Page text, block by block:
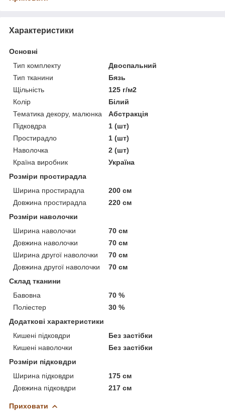
Характеристики
Основні
Тип комплекту
Двоспальний
Тип тканини
Бязь
Щільність
125 г/м2
Колір
Білий
Тематика декору, малюнка
Абстракція
Підковдра
1 (шт)
Простирадло
1 (шт)
Наволочка
2 (шт)
Країна виробник
Україна
Розміри простирадла
Ширина простирадла
200 см
Довжина простирадла
220 см
Розміри наволочки
Ширина наволочки
70 см
Довжина наволочки
70 см
Ширина другої наволочки
70 см
Довжина другої наволочки
70 см
Склад тканини
Бавовна
70 %
Поліестер
30 %
Додаткові характеристики
Кишені підковдри
Без застібки
Кишені наволочки
Без застібки
Розміри підковдри
Ширина підковдри
175 см
Довжина підковдри
217 см
Приховати